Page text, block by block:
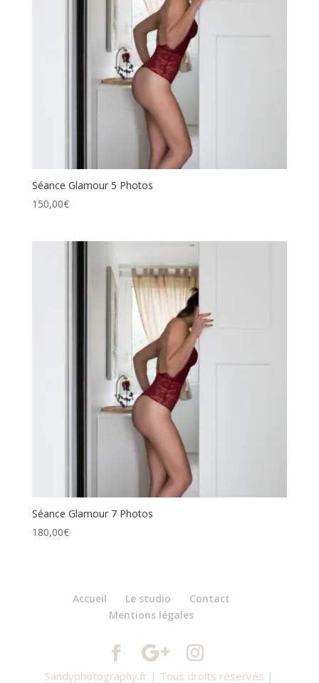
Séance Glamour 5 Photos
150,00€
Séance Glamour 7 Photos
180,00€
Accueil Le studio
Contact
Mentions légales
Sandyphotography.fr | Tous droits réservés |